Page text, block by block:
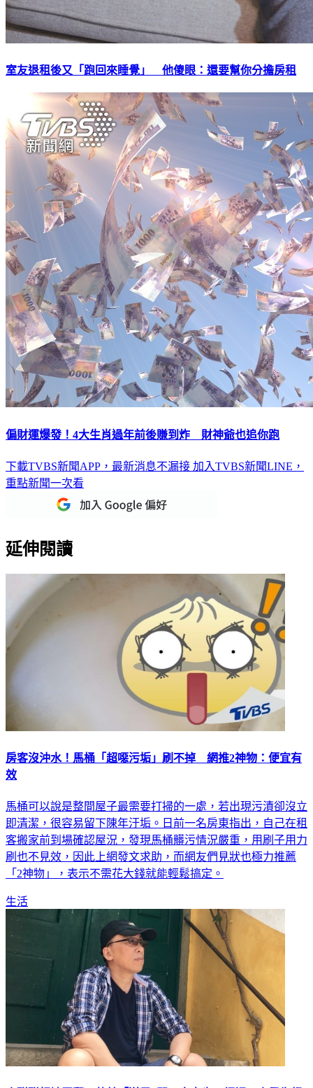
室友退租後又「跑回來睡覺」 他傻眼：還要幫你分擔房租
偏財運爆發！4大生肖過年前後賺到炸 財神爺也追你跑
下載TVBS新聞APP，最新消息不漏接 加入TVBS新聞LINE，
重點新聞一次看
延伸閱讀
房客沒沖水！馬桶「超噁污垢」刷不掉 網推2神物：便宜有
效
馬桶可以說是整間屋子最需要打掃的一處，若出現污漬卻沒立
即清潔，很容易留下陳年汙垢。日前一名房東指出，自己在租
客搬家前到場確認屋況，發現馬桶髒污情況嚴重，用刷子用力
刷也不見效，因此上網發文求助，而網友們見狀也極力推薦
「2神物」，表示不需花大錢就能輕鬆搞定。
生活